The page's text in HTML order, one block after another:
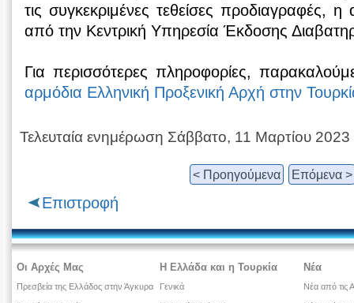
τις συγκεκριμένες τεθείσες προδιαγραφές, η
από την Κεντρική Υπηρεσία Έκδοσης
Για περισσότερες πληροφορίες,
αρμόδια Ελληνική Προξενική Αρχή στην
Τελευταία ενημέρωση Σάββατο, 11 Μαρτίου 2023
< Προηγούμενα Επόμενα >
Επιστροφή
Οι Αρχές Μας
Πρεσβεία της Ελλάδος στην Άγκυρα
Η Ελλάδα και η Τουρκία
Γενικά
Νέα
Νέα από τις